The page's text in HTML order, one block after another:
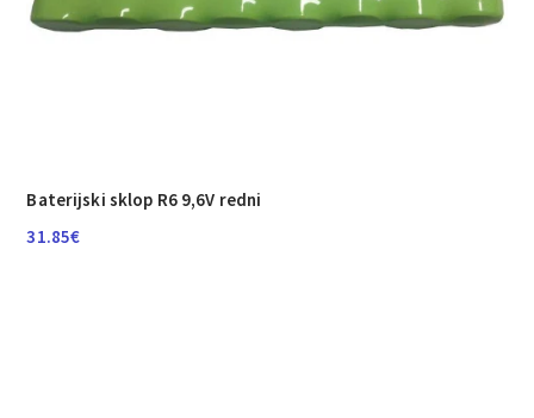
Baterijski sklop R6 9,6V redni
31.85€